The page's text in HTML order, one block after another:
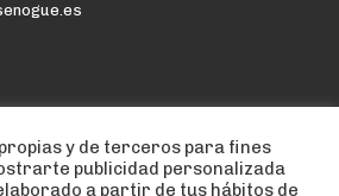
y de terceros para fines
publicidad personalizada
a partir de tus hábitos de